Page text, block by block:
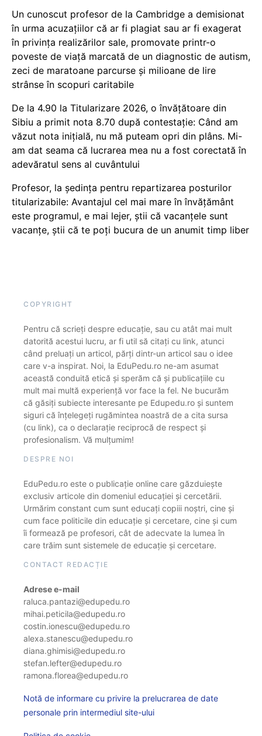
Un cunoscut profesor de la Cambridge a demisionat
în urma acuzațiilor că ar fi plagiat sau ar fi exagerat
în privința realizărilor sale, promovate printr-o
poveste de viață marcată de un diagnostic de autism,
zeci de maratoane parcurse și milioane de lire
strânse în scopuri caritabile
De la 4.90 la Titularizare 2026, o învățătoare din
Sibiu a primit nota 8.70 după contestație: Când am
văzut nota inițială, nu mă puteam opri din plâns. Mi-
am dat seama că lucrarea mea nu a fost corectată în
adevăratul sens al cuvântului
Profesor, la ședința pentru repartizarea posturilor
titularizabile: Avantajul cel mai mare în învățământ
este programul, e mai lejer, știi că vacanțele sunt
vacanţe, știi că te poți bucura de un anumit timp liber
COPYRIGHT
Pentru că scrieți despre educație, sau cu atât mai mult
datorită acestui lucru, ar fi util să citați cu link, atunci
când preluați un articol, părți dintr-un articol sau o idee
care v-a inspirat. Noi, la EduPedu.ro ne-am asumat
această conduită etică și sperăm că și publicațiile cu
mult mai multă experiență vor face la fel. Ne bucurăm
că găsiți subiecte interesante pe Edupedu.ro și suntem
siguri că înțelegeți rugămintea noastră de a cita sursa
(cu link), ca o declarație reciprocă de respect și
profesionalism. Vă mulțumim!
DESPRE NOI
EduPedu.ro este o publicație online care găzduiește
exclusiv articole din domeniul educației și cercetării.
Urmărim constant cum sunt educați copiii noștri, cine și
cum face politicile din educație și cercetare, cine și cum
îi formează pe profesori, cât de adecvate la lumea în
care trăim sunt sistemele de educație și cercetare.
CONTACT REDACȚIE
Adrese e-mail
raluca.pantazi@edupedu.ro
mihai.peticila@edupedu.ro
costin.ionescu@edupedu.ro
alexa.stanescu@edupedu.ro
diana.ghimisi@edupedu.ro
stefan.lefter@edupedu.ro
ramona.florea@edupedu.ro
Notă de informare cu privire la prelucrarea de date
personale prin intermediul site-ului